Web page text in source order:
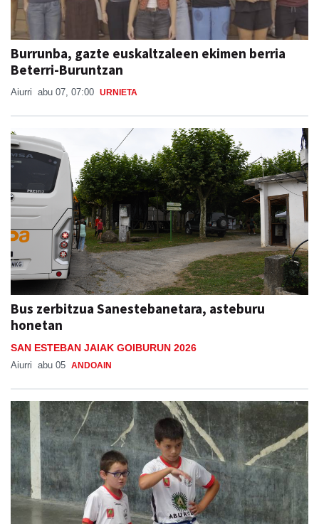
Burrunba, gazte euskaltzaleen ekimen berria
Beterri-Buruntzan
Aiurri abu 07, 07:00 URNIETA
Bus zerbitzua Sanestebanetara, asteburu
honetan
SAN ESTEBAN JAIAK GOIBURUN 2026
Aiurri abu 05 ANDOAIN